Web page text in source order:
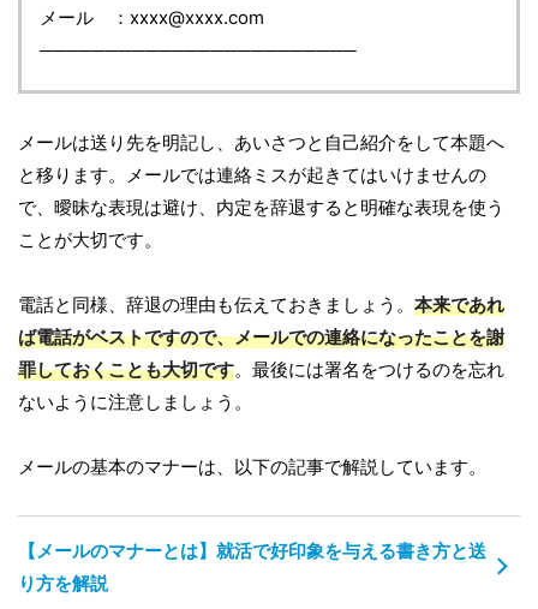
メール ：xxxx@xxxx.com
────────────────────────
メールは送り先を明記し、あいさつと自己紹介をして本題へ
と移ります。メールでは連絡ミスが起きてはいけませんの
で、曖昧な表現は避け、内定を辞退すると明確な表現を使う
ことが大切です。
電話と同様、辞退の理由も伝えておきましょう。 本来であれ
ば電話がベストですので、メールでの連絡になったことを謝
罪しておくことも大切です。最後には署名をつけるのを忘れ
ないように注意しましょう。
メールの基本のマナーは、以下の記事で解説しています。
【メールのマナーとは】就活で好印象を与える書き方と送
り方を解説